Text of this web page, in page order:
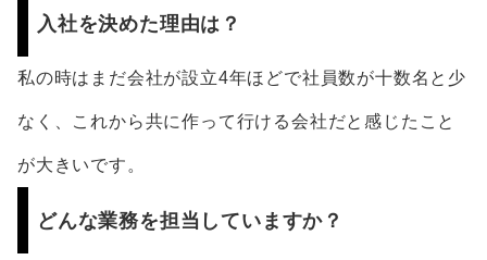
入社を決めた理由は？
私の時はまだ会社が設立4年ほどで社員数が十数名と少
なく、これから共に作って行ける会社だと感じたこと
が大きいです。
どんな業務を担当していますか？